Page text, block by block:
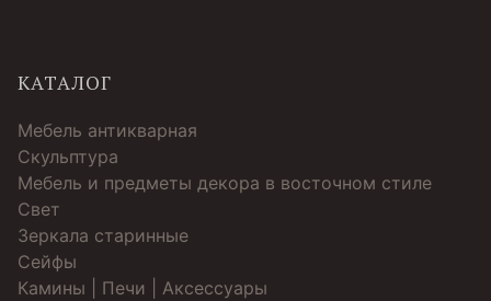
КАТАЛОГ
Мебель антикварная
Скульптура
Мебель и предметы декора в восточном стиле
Свет
Зеркала старинные
Cейфы
Камины | Печи | Аксессуары